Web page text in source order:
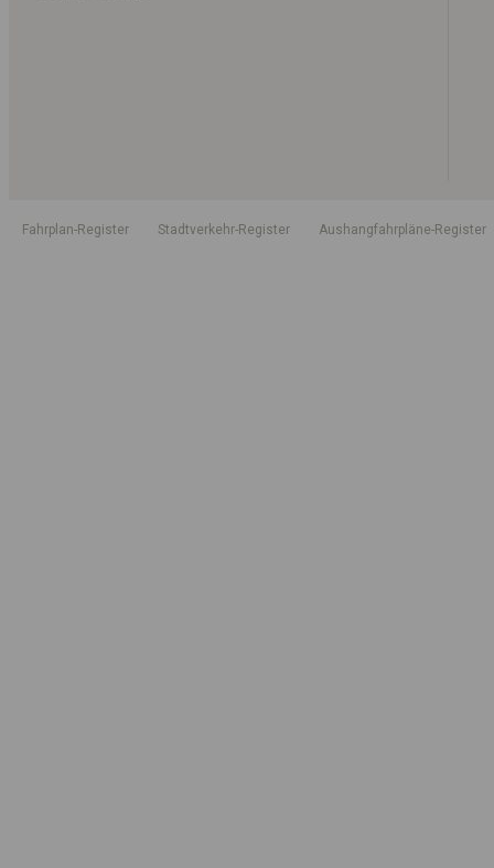
Fahrplan-Register Stadtverkehr-Register Aushangfahrpläne-Register